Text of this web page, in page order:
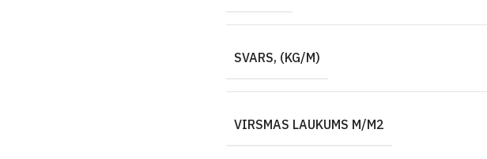
SVARS, (KG/M)
VIRSMAS LAUKUMS M/M2